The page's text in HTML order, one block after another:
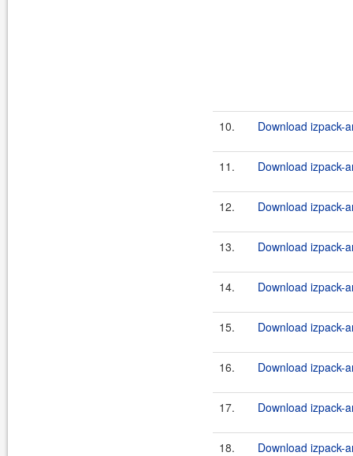
10. Download izpack-
11. Download izpack-
12. Download izpack-
13. Download izpack-
14. Download izpack-
15. Download izpack-
16. Download izpack-
17. Download izpack-
18. Download izpack-